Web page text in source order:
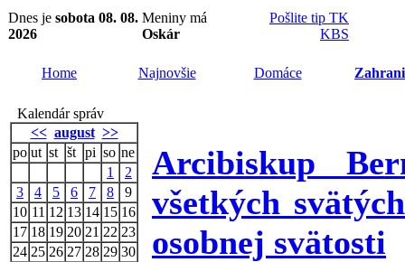
Dnes je sobota 08. 08.
2026
Meniny má
Oskár
Pošlite tip TK
KBS
Home Najnovšie Domáce
Kalendár správ
<< august >>
po ut st št pi so ne
1
2
3
4 5 6 7 8
9
10 11 12 13 14 15 16
17 18 19 20 21 22 23
24 25 26 27 28 29 30
Arcibiskup
všetkých
osobnej svätosti